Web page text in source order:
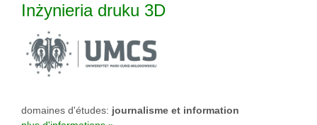
Inżynieria druku 3D
domaines d'études: journalisme et information